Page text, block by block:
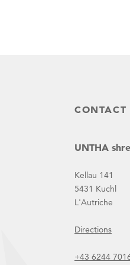
CONTACT
UNTHA
Kellau 141
5431 Kuchl
L'Autriche
Directions
+43 6244